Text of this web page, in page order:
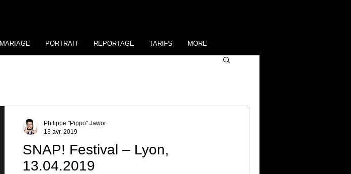
MARIAGE PORTRAIT REPORTAGE TARIFS MORE
SNAP! Festival – Lyon,
13.04.2019
Philippe "Pippo" Jawor
13 avr. 2019